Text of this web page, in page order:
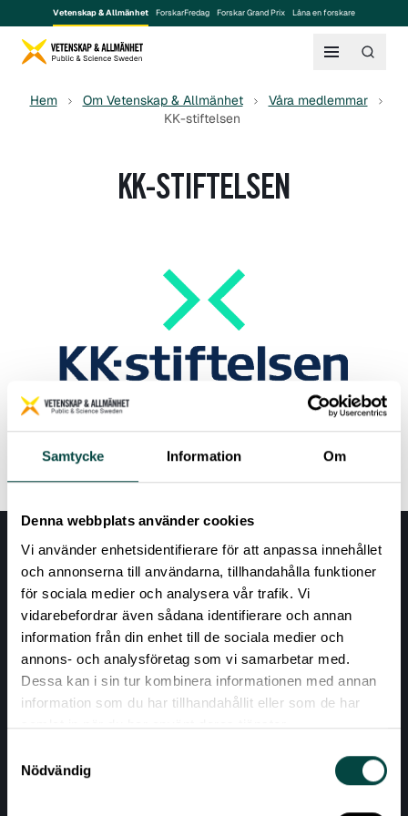
Samtycke Information Om
Denna webbplats använder cookies
Vi använder enhetsidentifierare för att anpassa innehållet
och annonserna till användarna, tillhandahålla funktioner
för sociala medier och analysera vår trafik. Vi
vidarebefordrar även sådana identifierare och annan
information från din enhet till de sociala medier och
annons- och analysföretag som vi samarbetar med.
Dessa kan i sin tur kombinera informationen med annan
information som du har tillhandahållit eller som de har
samlat in när du har använt deras tjänster.
Nödvändig
Vetenskap & Allmänhet ForskarFredag Forskar Grand Prix Låna en forskare
Hem Om Vetenskap & Allmänhet
Våra medlemmar
KK-stiftelsen
KK-STIFTELSEN
Read more
AKTUELLT
RESURSER